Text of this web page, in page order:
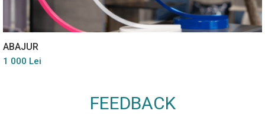
ABAJUR
1 000 Lei
FEEDBACK